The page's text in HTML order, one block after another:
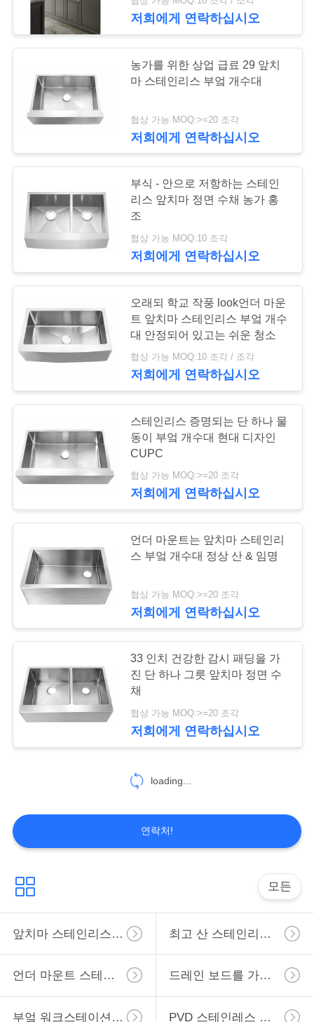
관
주
인
을
구
세
맵
PRIVACY
POLICY
부엌 개수대
부엌 워크스테이션
은 가라앉습니다
PVD 스테인레스 강
싱크
그릇 부엌 개수대를
골라내십시오
18
두 배 그릇 부엌 개수
대
낮은 분할 수채
호화스러운 스테인
리스 수채
6
저희에게 연락하십시오
농가를 위한 상업 급료 29 앞치
마 스테인리스 부엌 개수대
협상 가능 MOQ:>=20 조각
저희에게 연락하십시오
부식 - 안으로 저항하는 스테인
리스 앞치마 정면 수채 농가 홍
조
협상 가능 MOQ:10 조각
저희에게 연락하십시오
오래되 학교 작풍 look언더 마운
트 앞치마 스테인리스 부엌 개수
대 안정되어 있고는 쉬운 청소
협상 가능 MOQ:10 조각 / 조각
저희에게 연락하십시오
스테인리스 증명되는 단 하나 물
동이 부엌 개수대 현대 디자인
CUPC
협상 가능 MOQ:>=20 조각
저희에게 연락하십시오
언더 마운트는 앞치마 스테인리
스 부엌 개수대 정상 산 & 임명
협상 가능 MOQ:>=20 조각
저희에게 연락하십시오
33 인치 건강한 감시 패딩을 가
진 단 하나 그릇 앞치마 정면 수
채
협상 가능 MOQ:>=20 조각
저희에게 연락하십시오
loading...
연락처!
모든
앞치마 스테인리스 부엌 개수대 최고 산 스테인리스 부엌 개수대
언더 마운트 스테인리스 부엌 개수대 드레인 보드를 가진 부엌 개수대
부엌 워크스테이션은 가라앉습니다 PVD 스테인레스 강 싱크